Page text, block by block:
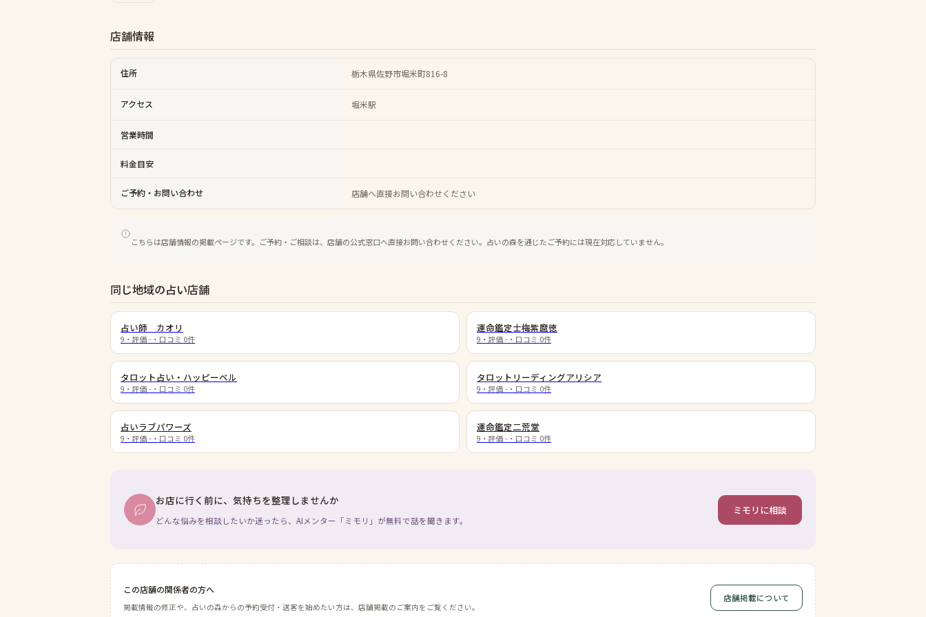
店舗情報
住所 栃木県佐野市堀米町816-8
アクセス 堀米駅
営業時間
料金目安
ご予約・お問い合わせ 店舗へ直接お問い合わせください
こちらは店舗情報の掲載ページです。ご予約・ご相談は、店舗の公式窓口へ直接お問い合わせください。占いの森を通じたご予約には現在対応していません。
同じ地域の占い店舗
占い師 カオリ
9 ・評価 - ・口コミ 0件
運命鑑定士梅紫麿徳
9 ・評価 - ・口コミ 0件
タロット占い・ハッピーベル
9 ・評価 - ・口コミ 0件
タロットリーディングアリシア
9 ・評価 - ・口コミ 0件
占いラブパワーズ
9 ・評価 - ・口コミ 0件
運命鑑定二荒堂
9 ・評価 - ・口コミ 0件
お店に行く前に、気持ちを整理しませんか
どんな悩みを相談したいか迷ったら、AIメンター「ミモリ」が無料で話を聞きます。
ミモリに相談
この店舗の関係者の方へ
掲載情報の修正や、占いの森からの予約受付・送客を始めたい方は、店舗掲載のご案内をご覧ください。
店舗掲載について